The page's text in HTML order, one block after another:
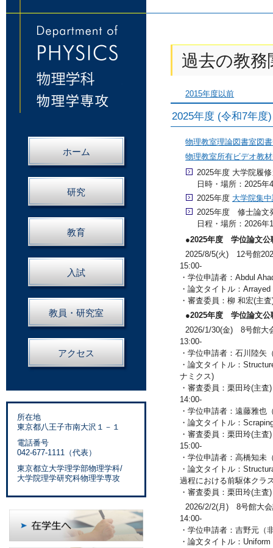
ホーム
研究
教育
入試
教員・研究室
アクセス
過去の教務
2015年度以前
2025年度 (令和7年
物理教室理論図書室図
物理教室所有ビデオ教
2025年度 大学院履
日時・場所：2025
2025年度 大学院集
2025年度 修士論文
日程・場所：2026
●2025年度 学位論文公
2025/8/5(火) 12号館
15:00-
・学位申請者：Abdul
・論文タイトル：
・審査委員：柳 和宏(主
●2025年度 学位論文公
2026/1/30(金) 8号館大
13:00-
・学位申請者：石川陸矢
・論文タイトル：
ナミクス)
・審査委員：栗田玲(主
14:00-
・学位申請者：遠藤雅也
・論文タイトル：
・審査委員：栗田玲(主
15:00-
・学位申請者：高橋知未
・論文タイトル：
過程における前駆体クラ
・審査委員：栗田玲(主
2026/2/2(月) 8号館大
14:00-
・学位申請者：吉野元（
・論文タイトル：
所在地
東京都八王子市南大沢１－１
電話番号
042-677-1111（代表）
東京都立大学理学部物理学科/
大学院理学研究科物理学専攻